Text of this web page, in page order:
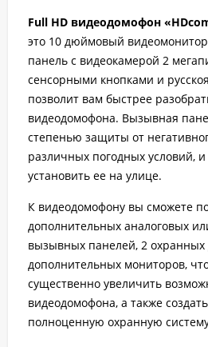
Full HD видеодомофон
это 10 дюймовый
панель с видеокамерой 2
сенсорными кнопками и
позволит вам быстрее
видеодомофона. Вызывная
степенью защиты от
различных погодных условий,
установить ее на улице.
К видеодомофону вы сможете
дополнительных аналоговых
вызывных панелей, 2 охранных
дополнительных мониторов,
существенно увеличить
видеодомофона, а также
полноценную охранную